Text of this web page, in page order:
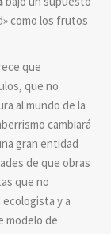
como los frutos
que
que no
al mundo de la
cambiará
gran entidad
de que obras
que no
y a
modelo de